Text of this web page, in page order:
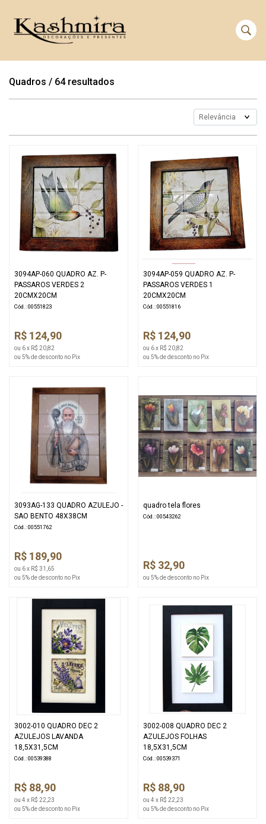
Quadros / 64 resultados
3094AP-060 QUADRO AZ. P-
PASSAROS VERDES 2
20CMX20CM
Cód.: 00551823
R$ 124,90
ou 6 x R$ 20,82
ou 5% de desconto no Pix
3094AP-059 QUADRO AZ. P-
PASSAROS VERDES 1
20CMX20CM
Cód.: 00551816
R$ 124,90
ou 6 x R$ 20,82
ou 5% de desconto no Pix
3093AG-133 QUADRO AZULEJO -
SAO BENTO 48X38CM
Cód.: 00551762
R$ 189,90
ou 6 x R$ 31,65
ou 5% de desconto no Pix
quadro tela flores
Cód.: 00543262
R$ 32,90
ou 5% de desconto no Pix
3002-010 QUADRO DEC 2
AZULEJOS LAVANDA
18,5X31,5CM
Cód.: 00539388
R$ 88,90
ou 4 x R$ 22,23
ou 5% de desconto no Pix
3002-008 QUADRO DEC 2
AZULEJOS FOLHAS
18,5X31,5CM
Cód.: 00539371
R$ 88,90
ou 4 x R$ 22,23
ou 5% de desconto no Pix